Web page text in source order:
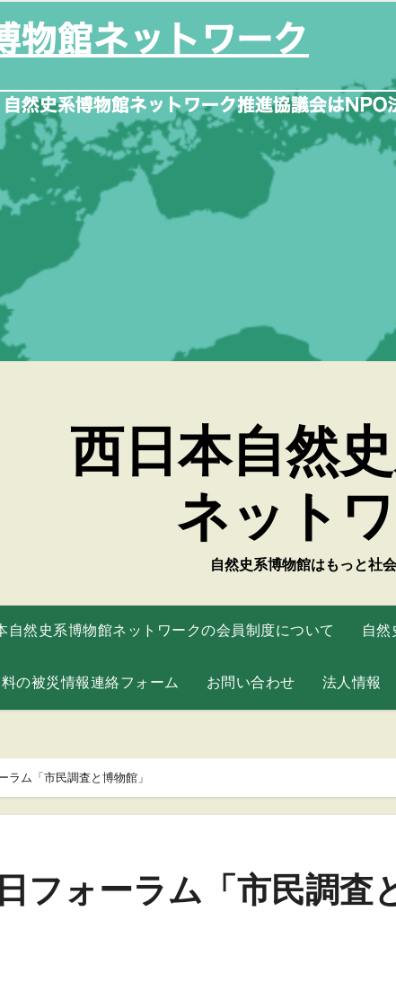
西日本自然
ネット
自然史系博物館はもっと社
自然史系博物館ネットワークの会員制度について 自
の被災情報連絡フォーム お問い合わせ 法人情報
ラム「市民調査と博物館」
フォーラム「市民調査